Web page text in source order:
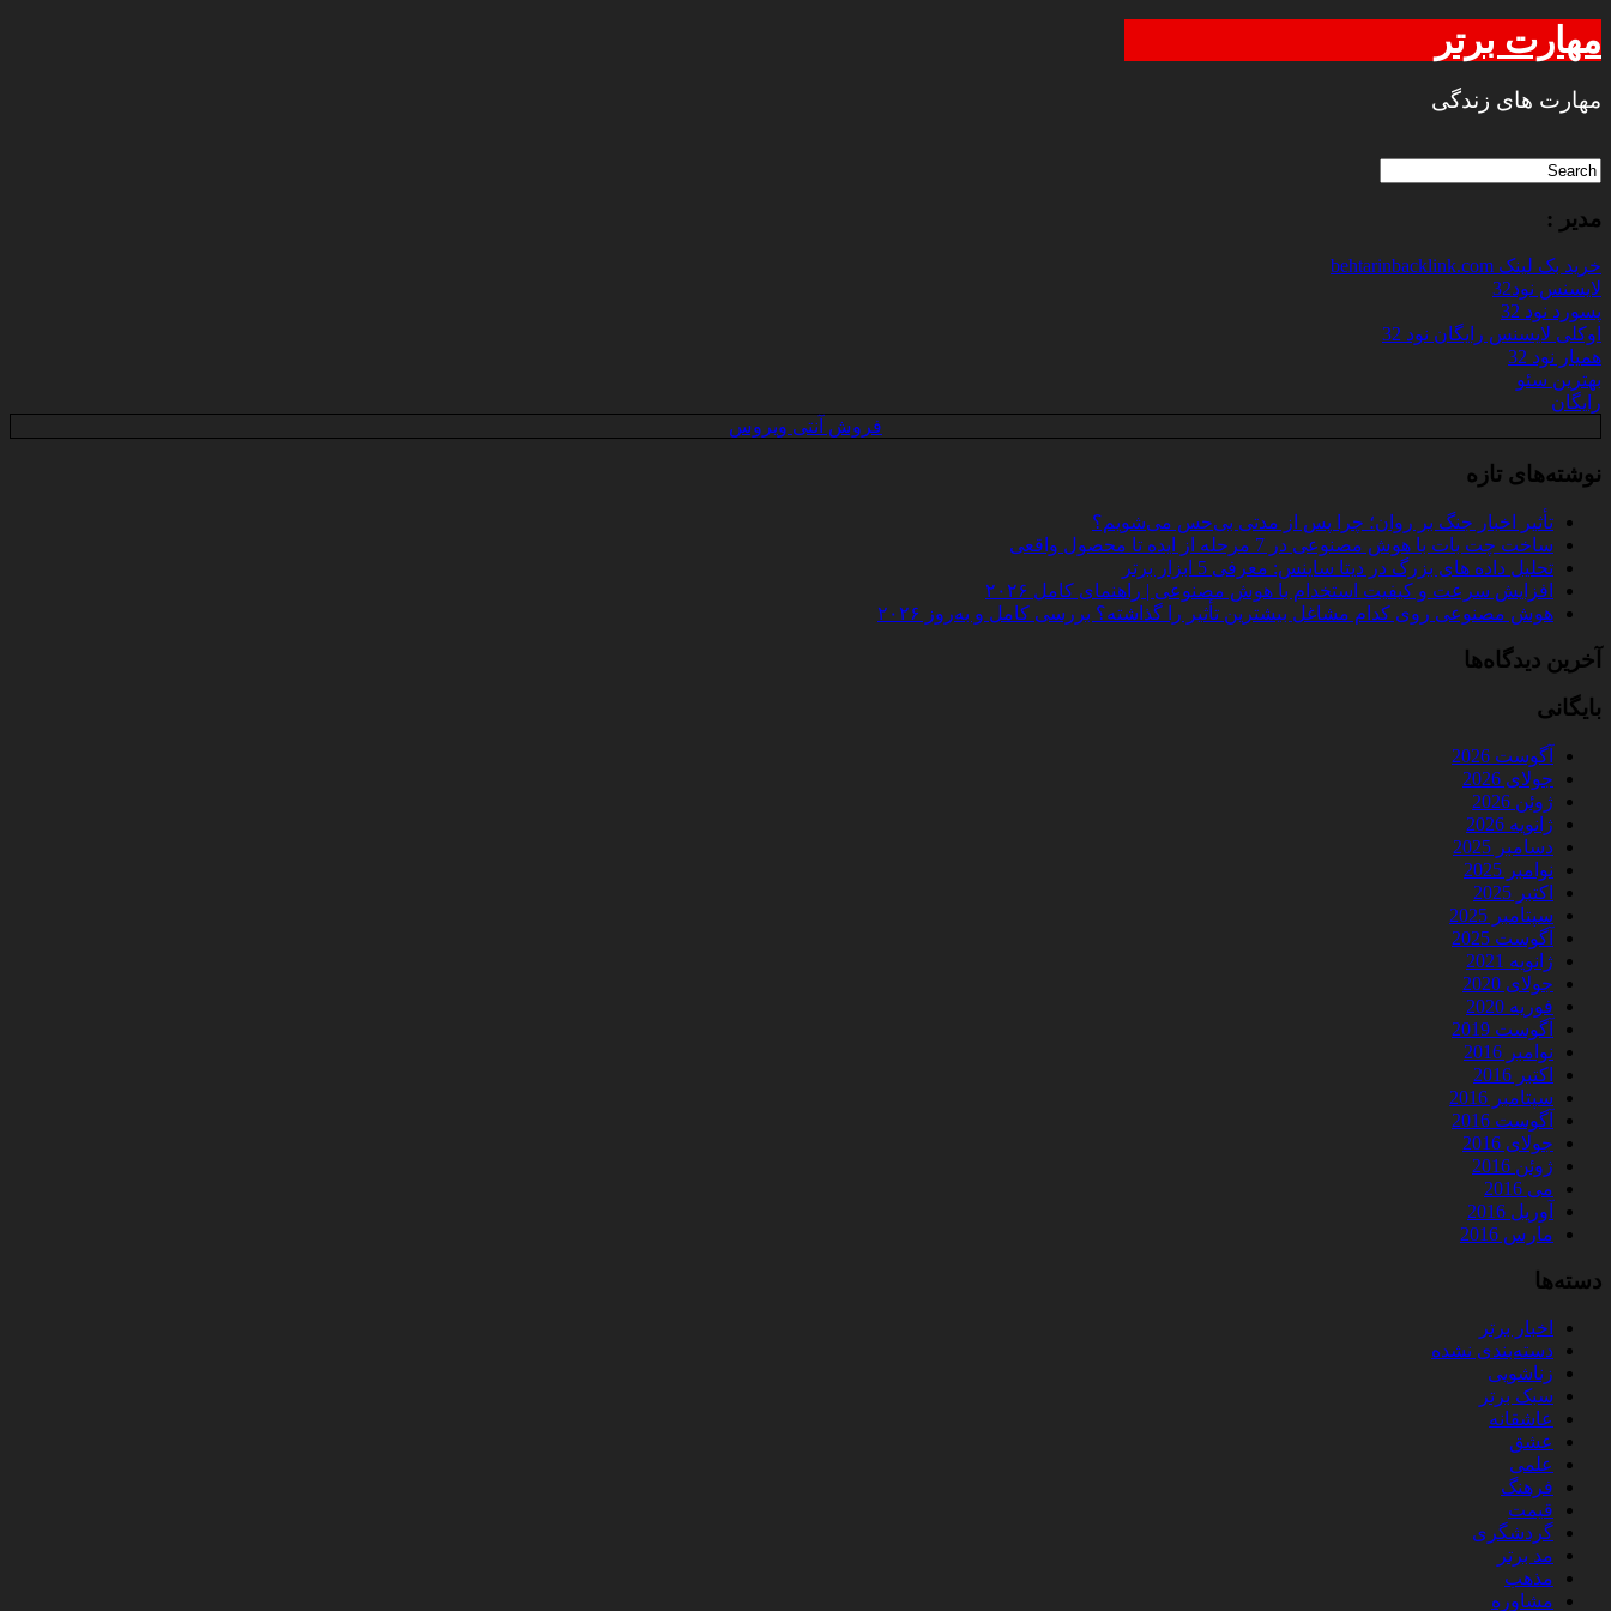
مهارت برتر
مهارت های زندگی
مدیر :
خرید بک لینک behtarinbacklink.com
لایسنس نود32
پسورد نود 32
اوکلی لایسنس رایگان نود 32
همیار نود 32
بهترین سئو
رایگان
فروش آنتی ویروس
نوشته‌های تازه
تأثیر اخبار جنگ بر روان؛ چرا پس از مدتی بی‌حس می‌شویم؟
ساخت چت‌ بات با هوش مصنوعی در 7 مرحله از ایده تا محصول واقعی
تحلیل داده‌ های بزرگ در دیتا ساینس: معرفی 5 ابزار برتر
افزایش سرعت و کیفیت استخدام با هوش مصنوعی | راهنمای کامل ۲۰۲۶
هوش مصنوعی روی کدام مشاغل بیشترین تأثیر را گذاشته؟ بررسی کامل و به‌روز ۲۰۲۶
آخرین دیدگاه‌ها
بایگانی
آگوست 2026
جولای 2026
ژوئن 2026
ژانویه 2026
دسامبر 2025
نوامبر 2025
اکتبر 2025
سپتامبر 2025
آگوست 2025
ژانویه 2021
جولای 2020
فوریه 2020
آگوست 2019
نوامبر 2016
اکتبر 2016
سپتامبر 2016
آگوست 2016
جولای 2016
ژوئن 2016
می 2016
آوریل 2016
مارس 2016
دسته‌ها
اخبار برتر
دسته‌بندی نشده
زناشویی
سبک برتر
عاشقانه
عشق
علمی
فرهنگ
قیمت
گردشگری
مد برتر
مذهب
مشاوره